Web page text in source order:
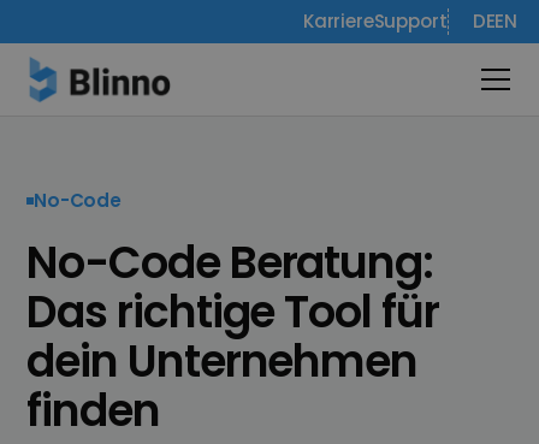
KarriereSupport DEEN
No-Code
No-Code Beratung:
Das richtige Tool für
dein Unternehmen
finden